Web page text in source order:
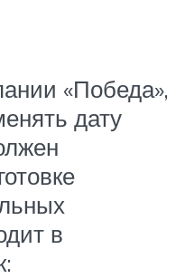
«Победа»,
дату
в